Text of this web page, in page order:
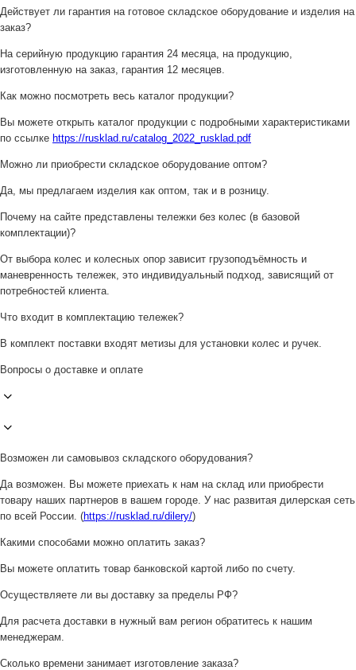
Действует ли гарантия на готовое складское оборудование и изделия на
заказ?
На серийную продукцию гарантия 24 месяца, на продукцию,
изготовленную на заказ, гарантия 12 месяцев.
Как можно посмотреть весь каталог продукции?
Вы можете открыть каталог продукции с подробными характеристиками
по ссылке https://rusklad.ru/catalog_2022_rusklad.pdf
Можно ли приобрести складское оборудование оптом?
Да, мы предлагаем изделия как оптом, так и в розницу.
Почему на сайте представлены тележки без колес (в базовой
комплектации)?
От выбора колес и колесных опор зависит грузоподъёмность и
маневренность тележек, это индивидуальный подход, зависящий от
потребностей клиента.
Что входит в комплектацию тележек?
В комплект поставки входят метизы для установки колес и ручек.
Вопросы о доставке и оплате
Возможен ли самовывоз складского оборудования?
Да возможен. Вы можете приехать к нам на склад или приобрести
товару наших партнеров в вашем городе. У нас развитая дилерская сеть
по всей России. (https://rusklad.ru/dilery/)
Какими способами можно оплатить заказ?
Вы можете оплатить товар банковской картой либо по счету.
Осуществляете ли вы доставку за пределы РФ?
Для расчета доставки в нужный вам регион обратитесь к нашим
менеджерам.
Сколько времени занимает изготовление заказа?